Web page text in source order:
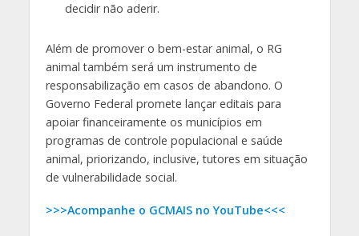
decidir não aderir.
Além de promover o bem-estar animal, o RG
animal também será um instrumento de
responsabilização em casos de abandono. O
Governo Federal promete lançar editais para
apoiar financeiramente os municípios em
programas de controle populacional e saúde
animal, priorizando, inclusive, tutores em situação
de vulnerabilidade social.
>>>Acompanhe o GCMAIS no YouTube<<<